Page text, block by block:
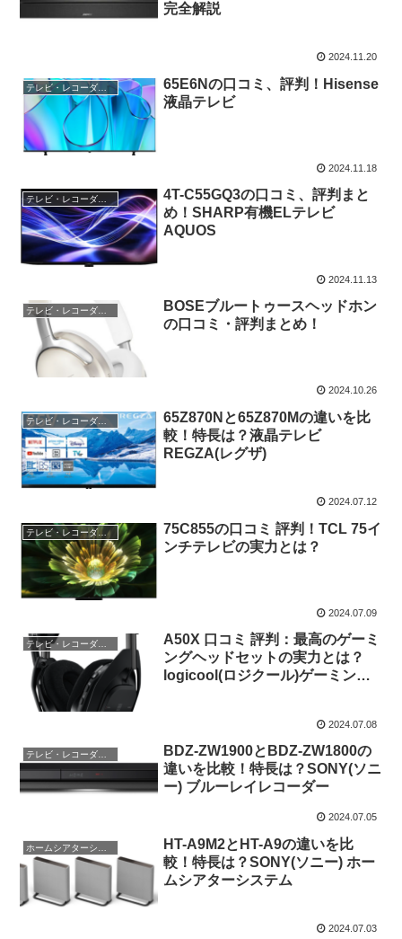
完全解説
2024.11.20
テレビ・レコーダー・オーディオ
65E6Nの口コミ、評判！Hisense
液晶テレビ
2024.11.18
テレビ・レコーダー・オーディオ
4T-C55GQ3の口コミ、評判まと
め！SHARP有機ELテレビ
AQUOS
2024.11.13
テレビ・レコーダー・オーディオ
BOSEブルートゥースヘッドホン
の口コミ・評判まとめ！
2024.10.26
テレビ・レコーダー・オーディオ
65Z870Nと65Z870Mの違いを比
較！特長は？液晶テレビ
REGZA(レグザ)
2024.07.12
テレビ・レコーダー・オーディオ
75C855の口コミ 評判！TCL 75イ
ンチテレビの実力とは？
2024.07.09
テレビ・レコーダー・オーディオ
A50X 口コミ 評判：最高のゲーミ
ングヘッドセットの実力とは？
logicool(ロジクール)ゲーミング
2024.07.08
テレビ・レコーダー・オーディオ
BDZ-ZW1900とBDZ-ZW1800の
違いを比較！特長は？SONY(ソニ
ー) ブルーレイレコーダー
2024.07.05
HT-A9M2とHT-A9の違いを比
較！特長は？SONY(ソニー) ホー
ムシアターシステム
2024.07.03